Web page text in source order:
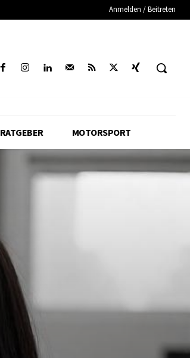
Anmelden / Beitreten
RATGEBER MOTORSPORT